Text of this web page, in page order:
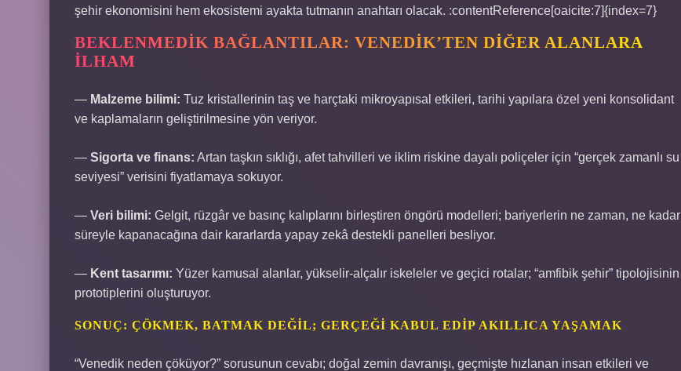
şehir ekonomisini hem ekosistemi ayakta tutmanın anahtarı olacak. :contentReference[oaicite:7]{index=7}
BEKLENMEDIK BAĞLANTILAR: VENEDIK’TEN DIĞER ALANLARA
İLHAM
— Malzeme bilimi: Tuz kristallerinin taş ve harçtaki mikroyapısal etkileri, tarihi yapılara özel yeni konsolidant
ve kaplamaların geliştirilmesine yön veriyor.
— Sigorta ve finans: Artan taşkın sıklığı, afet tahvilleri ve iklim riskine dayalı poliçeler için “gerçek zamanlı su
seviyesi” verisini fiyatlamaya sokuyor.
— Veri bilimi: Gelgit, rüzgâr ve basınç kalıplarını birleştiren öngörü modelleri; bariyerlerin ne zaman, ne kadar
süreyle kapanacağına dair kararlarda yapay zekâ destekli panelleri besliyor.
— Kent tasarımı: Yüzer kamusal alanlar, yükselir-alçalır iskeleler ve geçici rotalar; “amfibik şehir” tipolojisinin
prototiplerini oluşturuyor.
SONUÇ: ÇÖKMEK, BATMAK DEĞIL; GERÇEĞI KABUL EDIP AKILLICA YAŞAMAK
“Venedik neden çöküyor?” sorusunun cevabı; doğal zemin davranışı, geçmişte hızlanan insan etkileri ve